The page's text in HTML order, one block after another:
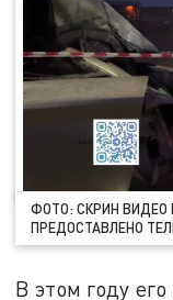
ФОТО: СКРИН ВИДЕО
ПРЕДОСТАВЛЕНО
В этом году